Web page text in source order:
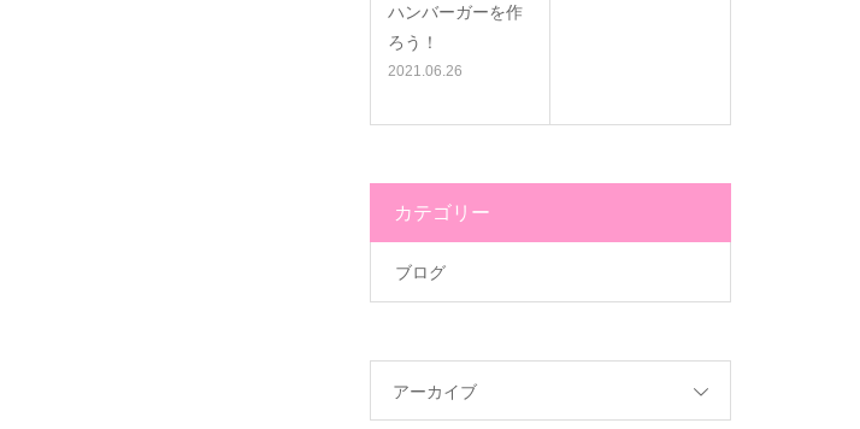
ハンバーガーを作
ろう！
2021.06.26
カテゴリー
ブログ
アーカイブ